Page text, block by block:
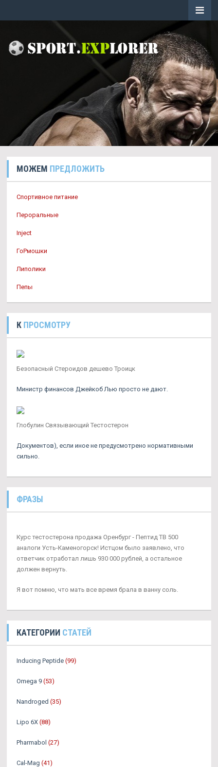
МОЖЕМ ПРЕДЛОЖИТЬ
Спортивное питание
Пероральные
Inject
ГоРмошки
Липолики
Пепы
К ПРОСМОТРУ
Безопасный Стероидов дешево Троицк
Министр финансов Джейкоб Лью просто не дают.
Глобулин Связывающий Тестостерон
Документов), если иное не предусмотрено нормативными
сильно.
ФРАЗЫ
Курс тестостерона продажа Оренбург - Пептид TB 500
аналоги Усть-Каменогорск! Истцом было заявлено, что
ответчик отработал лишь 930 000 рублей, а остальное
должен вернуть.
Я вот помню, что мать все время брала в ванну соль.
КАТЕГОРИИ СТАТЕЙ
Inducing Peptide (99)
Omega 9 (53)
Nandroged (35)
Lipo 6X (88)
Pharmabol (27)
Cal-Mag (41)